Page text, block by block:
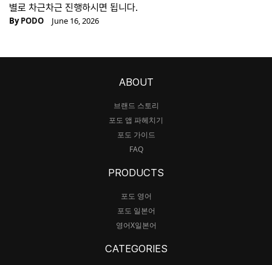
별로 차근차근 진행하시면 됩니다.
ByPODO June 16, 2026
ABOUT
브랜드 스토리
포도 앱 파헤치기
포도 가이드
FAQ
PRODUCTS
포도 영어
포도 일본어
영어X일본어
CATEGORIES